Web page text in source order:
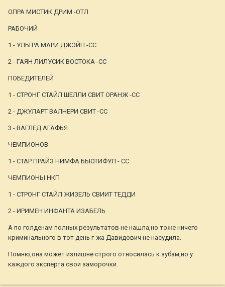
ОПРА МИСТИК ДРИМ -ОТЛ
РАБОЧИЙ
1 - УЛЬТРА МАРИ ДЖЭЙН -СС
2 - ГАЯН ЛИЛУСИК ВОСТОКА -СС
ПОБЕДИТЕЛЕЙ
1 - СТРОНГ СТАЙЛ ШЕЛЛИ СВИТ ОРАНЖ -СС
2 - ДЖУЛАРТ ВАЛНЕРИ СВИТ -СС
3 - ВАГЛЕД АГАФЬЯ
ЧЕМПИОНОВ
1 - СТАР ПРАЙЗ НИМФА БЬЮТИФУЛ - СС
ЧЕМПИОНЫ НКП
1 - СТРОНГ СТАЙЛ ЖИЗЕЛЬ СВИИТ ТЕДДИ
2 - ИРИМЕН ИНФАНТА ИЗАБЕЛЬ
А по голденам полных результатов не нашла,но тоже ничего
криминального в тот день г-жа Давидович не насудила.
Помню,она может излишне строго относилась к зубам,но у
каждого эксперта свои заморочки.